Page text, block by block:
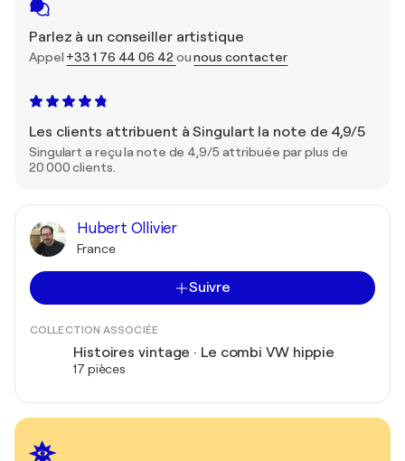
Parlez à un conseiller artistique
Appel +33 1 76 44 06 42 ounous contacter
Les clients attribuent à Singulart la note de 4,9/5
Singulart a reçu la note de 4,9/5 attribuée par plus de
20 000 clients.
Hubert Ollivier
France
Suivre
COLLECTION ASSOCIÉE
Histoires vintage · Le combi VW hippie
17 pièces